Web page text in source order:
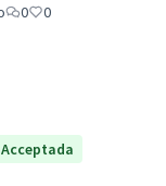
0
0
Acceptada